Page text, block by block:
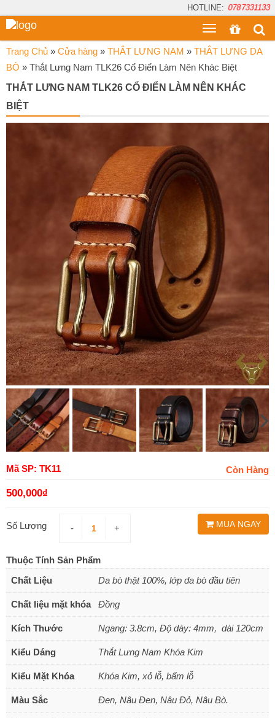
HOTLINE: 0787331133
Toggle
menu
Trang Chủ » Cửa hàng » THẮT LƯNG NAM » THẮT LƯNG DA
BÒ » Thắt Lưng Nam TLK26 Cổ Điển Làm Nên Khác Biệt
THẮT LƯNG NAM TLK26 CỔ ĐIỂN LÀM NÊN KHÁC
BIỆT
Mã SP: TK11 Còn Hàng
500,000₫
Số Lượng - + MUA NGAY
Thuộc Tính Sản Phẩm
Chất Liệu
Da bò thật 100%, lớp da bò đầu tiên
Chất liệu mặt khóa Đồng
Kích Thước Ngang: 3.8cm, Độ dày: 4mm, dài 120cm
Kiểu Dáng Thắt Lưng Nam Khóa Kim
Kiểu Mặt Khóa Khóa Kim, xỏ lỗ, bấm lỗ
Màu Sắc Đen, Nâu Đen, Nâu Đỏ, Nâu Bò.